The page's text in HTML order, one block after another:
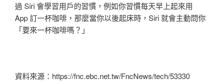
過 Siri 會學習用戶的習慣，例如你習慣每天早上起來用
App 訂一杯咖啡，那麼當你以後起床時，Siri 就會主動問你
「要來一杯咖啡嗎？」
資料來源：https://fnc.ebc.net.tw/FncNews/tech/53330